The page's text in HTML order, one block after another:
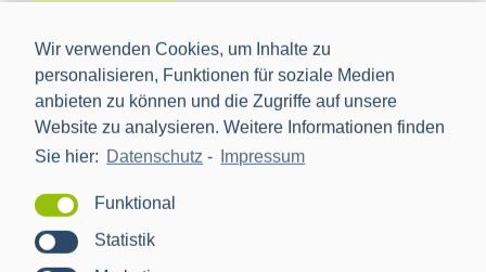
Wir verwenden Cookies, um Inhalte zu
personalisieren, Funktionen für soziale Medien
anbieten zu können und die Zugriffe auf unsere
Website zu analysieren. Weitere Informationen finden
Sie hier: Datenschutz - Impressum
Funktional
Statistik
In den sozialen Medien
Nach Tags
BMWi